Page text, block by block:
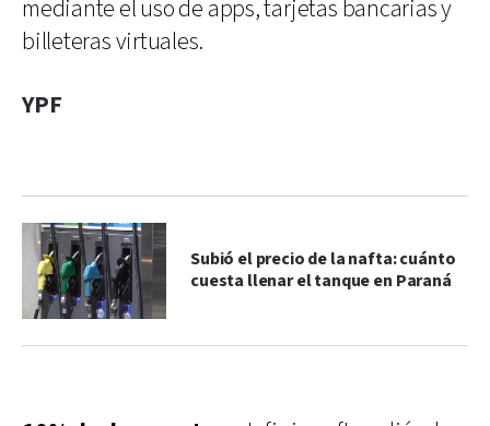
mediante el uso de apps, tarjetas bancarias y
billeteras virtuales.
YPF
Subió el precio de la nafta: cuánto
cuesta llenar el tanque en Paraná